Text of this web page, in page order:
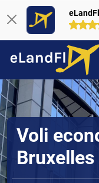
Voli
Bruxelles